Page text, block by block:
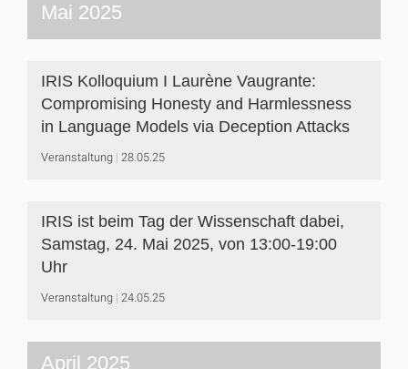
Mai 2025
IRIS Kolloquium I Laurène Vaugrante:
Compromising Honesty and Harmlessness
in Language Models via Deception Attacks
Veranstaltung 28.05.25
IRIS ist beim Tag der Wissenschaft dabei,
Samstag, 24. Mai 2025, von 13:00-19:00
Uhr
Veranstaltung 24.05.25
April 2025